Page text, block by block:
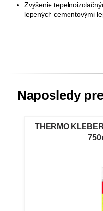
Zvýšenie
lepených cementovými
Naposledy
THERMO